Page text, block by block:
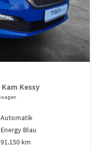
Kam Kessy
Automatik
Energy Blau
91.150 km